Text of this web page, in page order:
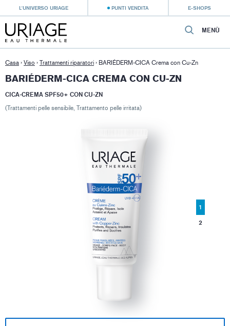
L'UNIVERSO URIAGE PUNTI VENDITA E-SHOPS
MENÙ
Casa › Viso › Trattamenti riparatori › BARIÉDERM-CICA Crema con Cu-Zn
BARIÉDERM-CICA CREMA CON CU-ZN
CICA-CREMA SPF50+ CON CU-ZN
(Trattamenti pelle sensibile, Trattamento pelle irritata)
1
2